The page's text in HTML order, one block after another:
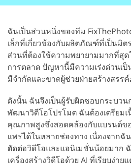
ฉันเป็นส่วนหนึ่งของทีม
เล็กที่เกี่ยวข้องกับผลิตภัณฑ์ที่เป็นมิ
ส่วนที่ต้องใช้ความพยายามมากที่สุ
การตลาด ปัญหานี้มีความเร่งด่วนเป็
มีจำกัดและขาดผู้ช่วยฝ่ายสร้างสรร
ดังนั้น ฉันจึงเป็นผู้รับผิดชอบกระบว
พัฒนาวิดีโอโปรโมต ฉันต้องเตรียม
คุณภาพสูงซึ่งสอดคล้องกับแบรนด์ข
แพร่ได้ในหลายช่องทาง เนื่องจาก
ตัดต่อวิดีโอและแอนิเมชั่นน้อยมาก
เครื่องสร้างวิดีโอด้วย AI ที่เรียบง่า